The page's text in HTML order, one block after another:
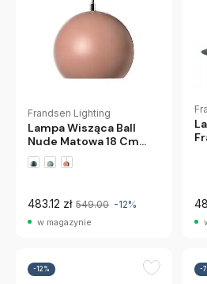
Frandsen Lighting
Lampa Wisząca Ball
Nude Matowa 18 Cm
Frandsen
483.12 zł 549.00 -12%
w magazynie
-12% -